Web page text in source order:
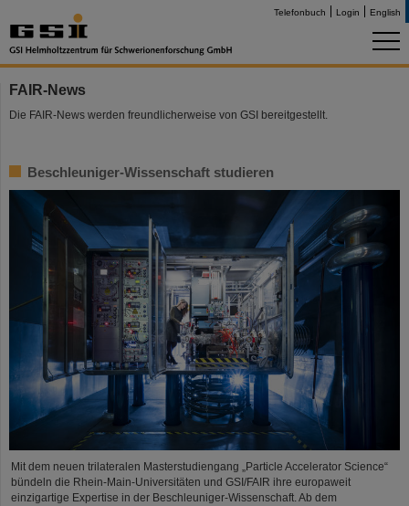
Telefonbuch Login English
FAIR-News
Die FAIR-News werden freundlicherweise von GSI bereitgestellt.
Beschleuniger-Wissenschaft studieren
Mit dem neuen trilateralen Masterstudiengang „Particle Accelerator Science“
bündeln die Rhein-Main-Universitäten und GSI/FAIR ihre europaweit
einzigartige Expertise in der Beschleuniger-Wissenschaft. Ab dem